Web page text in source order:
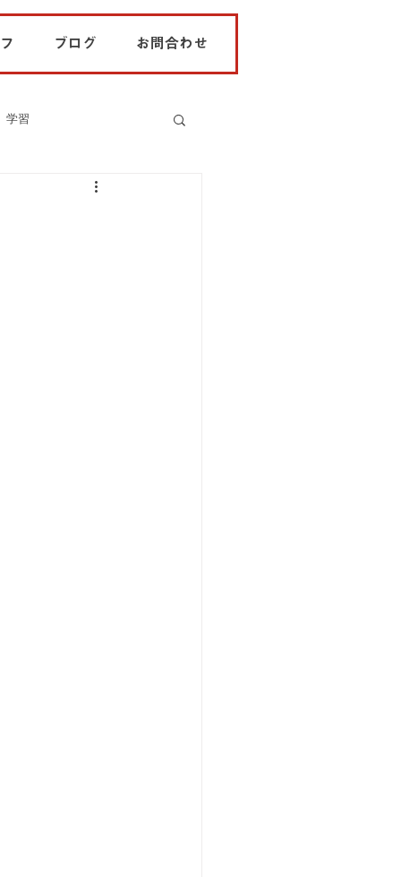
ブログ お問合わせ
学習